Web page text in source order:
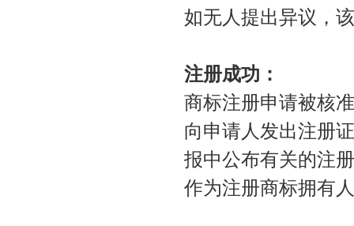
如无人提出异议，
注册成功：
商标注册申请被核
向申请人发出注册
报中公布有关的注
作为注册商标拥有